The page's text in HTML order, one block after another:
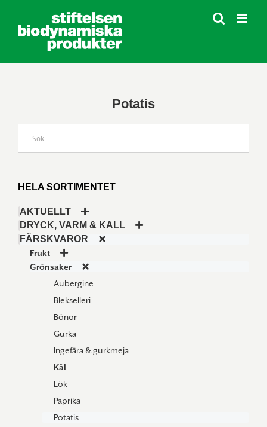
innehållet
Potatis
HELA SORTIMENTET
AKTUELLT
DRYCK, VARM & KALL
FÄRSKVAROR
Frukt
Grönsaker
Aubergine
Blekselleri
Bönor
Gurka
Ingefära & gurkmeja
Kål
Lök
Paprika
Potatis